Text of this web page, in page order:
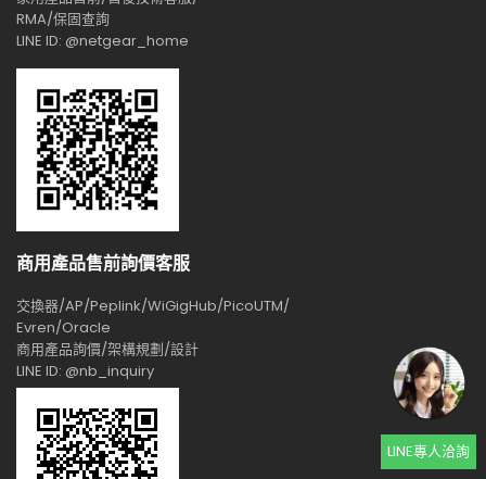
RMA/保固查詢
LINE ID: @netgear_home
商用產品售前詢價客服
交換器/AP/Peplink/WiGigHub/PicoUTM/
Evren/Oracle
商用產品詢價/架構規劃/設計
LINE ID: @nb_inquiry
LINE專人洽詢